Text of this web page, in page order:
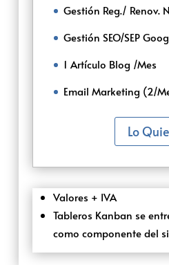
Gestión Reg./ Renov.
Gestión SEO/SEP
1 Artículo Blog /Mes
Email Marketing (2/
Lo
Valores + IVA
Tableros Kanban se
como componente del